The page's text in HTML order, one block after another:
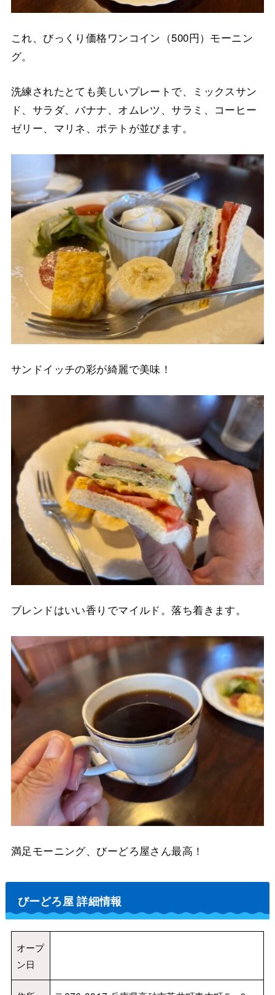
これ、びっくり価格ワンコイン（500円）モーニン
グ。
洗練されたとても美しいプレートで、ミックスサン
ド、サラダ、バナナ、オムレツ、サラミ、コーヒー
ゼリー、マリネ、ポテトが並びます。
サンドイッチの彩が綺麗で美味！
ブレンドはいい香りでマイルド。落ち着きます。
満足モーニング、びーどろ屋さん最高！
びーどろ屋 詳細情報
オープ
ン日